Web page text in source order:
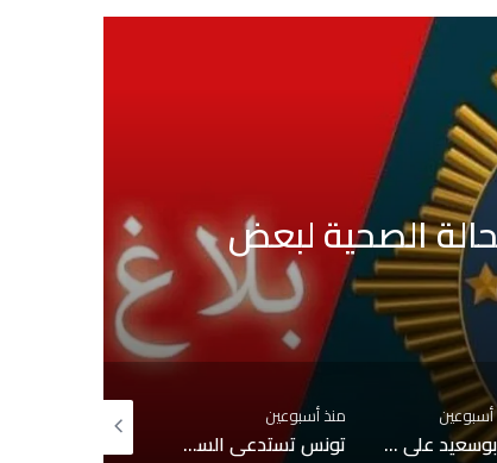
بلدية تونس: لا صحة
جارية حول
سيدي بوسعيد على قائمة التراث العالمي لليونسكو
منذ أسبوعين
تونس تستدعي السفيرة الفرنسية لإبلاغها احتجاجًا شديد اللهجة إثر حوار إعلامي مع مطلوب للعدالة